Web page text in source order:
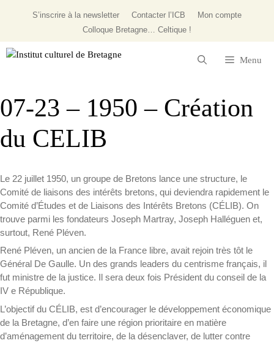
S’inscrire à la newsletter Contacter l’ICB
Mon compte
Colloque Bretagne… Celtique !
Menu
07-23 – 1950 – Création
du CELIB
Le 22 juillet 1950, un groupe de Bretons lance une structure, le
Comité de liaisons des intérêts bretons, qui deviendra rapidement le
Comité d’Études et de Liaisons des Intérêts Bretons (CÉLIB). On
trouve parmi les fondateurs Joseph Martray, Joseph Halléguen et,
surtout, René Pléven.
René Pléven, un ancien de la France libre, avait rejoin très tôt le
Général De Gaulle. Un des grands leaders du centrisme français, il
fut ministre de la justice. Il sera deux fois Président du conseil de la
IV e République.
L’objectif du CÉLIB, est d’encourager le développement économique
de la Bretagne, d’en faire une région prioritaire en matière
d’aménagement du territoire, de la désenclaver, de lutter contre